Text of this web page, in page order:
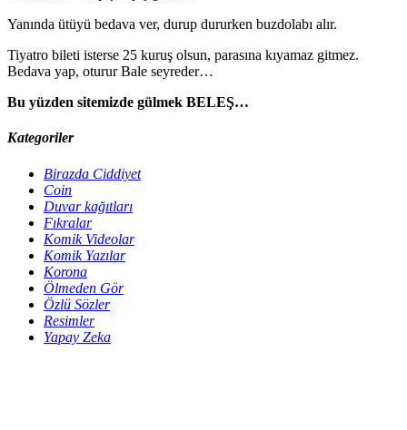
Yanında ütüyü bedava ver, durup dururken buzdolabı alır.
Tiyatro bileti isterse 25 kuruş olsun, parasına kıyamaz gitmez.
Bedava yap, oturur Bale seyreder…
Bu yüzden sitemizde gülmek BELEŞ…
Kategoriler
Birazda Ciddiyet
Coin
Duvar kağıtları
Fıkralar
Komik Videolar
Komik Yazılar
Korona
Ölmeden Gör
Özlü Sözler
Resimler
Yapay Zeka